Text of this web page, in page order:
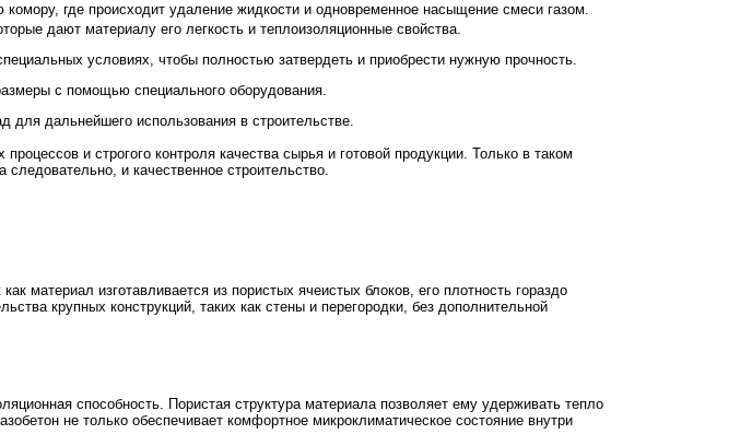
где происходит удаление жидкости и одновременное насыщение смеси газом.
дают материалу его легкость и теплоизоляционные свойства.
условиях, чтобы полностью затвердеть и приобрести нужную прочность.
с помощью специального оборудования.
для дальнейшего использования в строительстве.
и строгого контроля качества сырья и готовой продукции. Только в таком
и качественное строительство.
материал изготавливается из пористых ячеистых блоков, его плотность гораздо
крупных конструкций, таких как стены и перегородки, без дополнительной
способность. Пористая структура материала позволяет ему удерживать тепло
не только обеспечивает комфортное микроклиматическое состояние внутри